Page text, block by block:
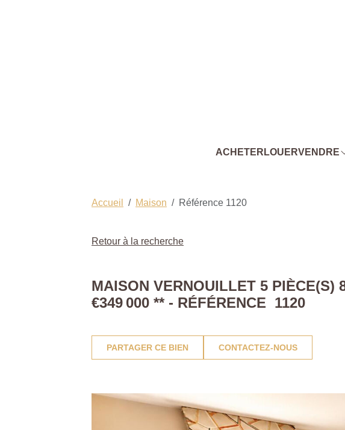
ACHETER LOUERVENDRE
Accueil Maison Référence 1120
Retour à la recherche
MAISON VERNOUILLET 5 PIÈCE(S)
€349 000 ** - RÉFÉRENCE 1120
PARTAGER CE BIEN CONTACTEZ-NOUS